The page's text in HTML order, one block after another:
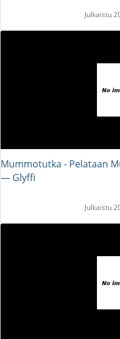
Julkaistu
Mummotutka - Pelataan
― Glyffi
Julkaistu